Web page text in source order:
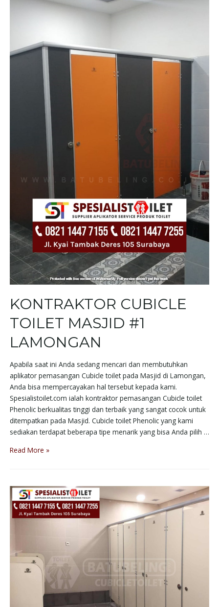
KONTRAKTOR CUBICLE
TOILET MASJID #1
LAMONGAN
Apabila saat ini Anda sedang mencari dan membutuhkan
aplikator pemasangan Cubicle toilet pada Masjid di Lamongan,
Anda bisa mempercayakan hal tersebut kepada kami.
Spesialistoilet.com ialah kontraktor pemasangan Cubicle toilet
Phenolic berkualitas tinggi dan terbaik yang sangat cocok untuk
ditempatkan pada Masjid. Cubicle toilet Phenolic yang kami
sediakan terdapat beberapa tipe menarik yang bisa Anda pilih …
Read More »